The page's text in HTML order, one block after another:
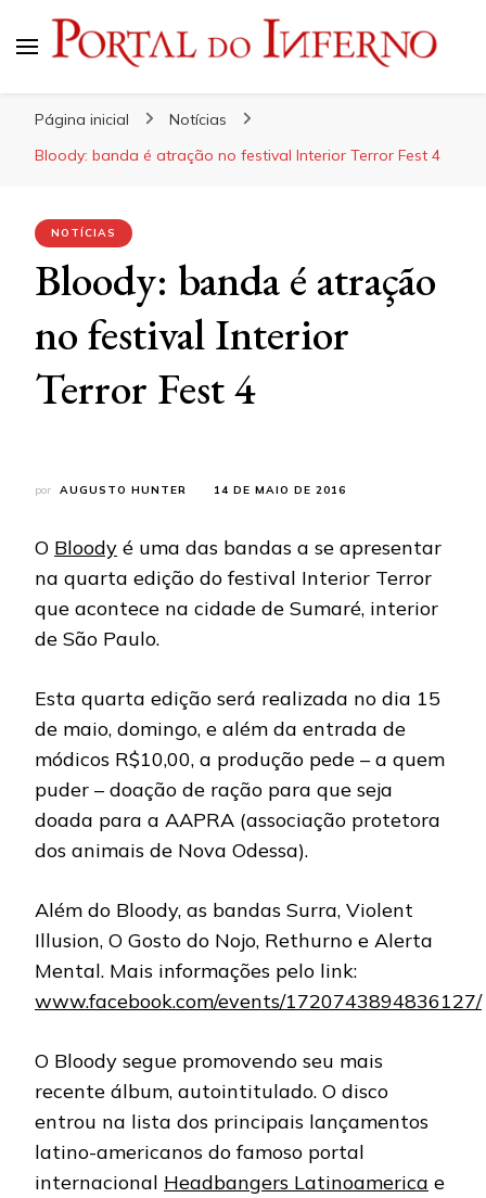
Página inicial
Notícias
Bloody: banda é atração no festival Interior Terror Fest 4
NOTÍCIAS
Bloody: banda é atração
no festival Interior
Terror Fest 4
por AUGUSTO HUNTER 14 DE MAIO DE 2016
O Bloody é uma das bandas a se apresentar
na quarta edição do festival Interior Terror
que acontece na cidade de Sumaré, interior
de São Paulo.
Esta quarta edição será realizada no dia 15
de maio, domingo, e além da entrada de
módicos R$10,00, a produção pede – a quem
puder – doação de ração para que seja
doada para a AAPRA (associação protetora
dos animais de Nova Odessa).
Além do Bloody, as bandas Surra, Violent
Illusion, O Gosto do Nojo, Rethurno e Alerta
Mental. Mais informações pelo link:
www.facebook.com/events/1720743894836127/
O Bloody segue promovendo seu mais
recente álbum, autointitulado. O disco
entrou na lista dos principais lançamentos
latino-americanos do famoso portal
internacional Headbangers Latinoamerica e